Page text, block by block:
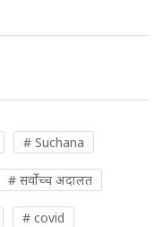
# Suchana
# सर्वोच्च अदालत
# covid